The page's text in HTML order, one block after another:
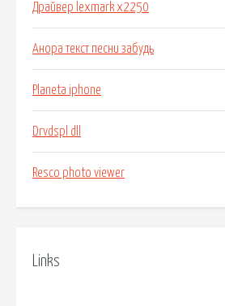
Драйвер lexmark x2250
Анора текст песни забудь
Planeta iphone
Drvdspl dll
Resco photo viewer
Links